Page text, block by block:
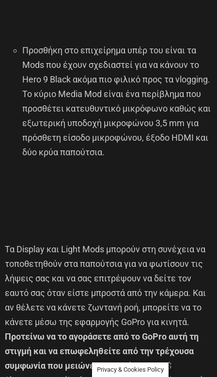
Προσθήκη στο επιχείρημα υπέρ του είναι τα
Mods που έχουν σχεδιαστεί για να κάνουν το
Hero 9 Black ακόμα πιο φιλικό προς τα vlogging.
Το κύριο Media Mod είναι ένα περίβλημα που
προσθέτει κατευθυντικό μικρόφωνο καθώς και
εξωτερική υποδοχή μικροφώνου 3,5 mm για
πρόσθετη είσοδο μικροφώνου, έξοδο HDMI και
δύο κρύα παπούτσια.
Τα Display και Light Mods μπορούν στη συνέχεια να
τοποθετηθούν στα παπούτσια για να φωτίσουν τις
λήψεις σας και να σας επιτρέψουν να δείτε τον
εαυτό σας όταν είστε μπροστά από την κάμερα. Και
αν θέλετε να κάνετε ζωντανή ροή, μπορείτε να το
κάνετε μέσω της εφαρμογής GoPro για κινητά.
Προτείνω να το αγοράσετε από το GoPro αυτή τη
στιγμή και να επωφεληθείτε από την τρέχουσα
συμφωνία που μειώνει την τιμή στα 350 $
Privacy & Cookies Policy